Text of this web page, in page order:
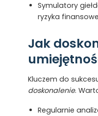
Symulatory
ryzyka
Jak
Kluczem do
doskonalenie.
Regularnie